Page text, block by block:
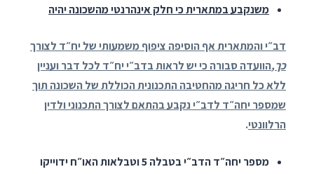
משנקבע במתארית כי חלק אינהרנטי מהשכונה יהיה
דב״י והמתארית אף הוסיפה ציפוף משמעותי של יח״ד לצורך
כך,הוועדה סבורה כי יש לראות בדב״י יח״ד לכל דבר ועניין
ללא כל חריגה מהחטיבה התכנונית הכוללת של השכונה תוך
שמספר יחה״ד לדב״י נקבע בהתאם לצורך התכנוני ולדין
הרלוונטי.
מספר יחה״ד הדב״י בטבלה 5 וטבלאות האו״ח ידוייקו